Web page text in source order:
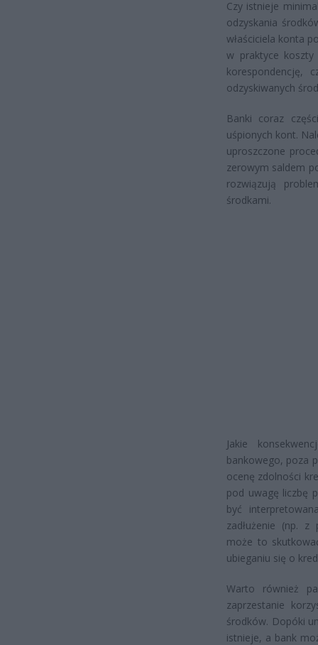
Czy istnieje
odzyskania
właściciela konta
w praktyce koszty
korespondencję,
odzyskiwanych
Banki coraz
uśpionych kont.
uproszczone
zerowym saldem
rozwiązują
środkami.
Jakie
bankowego, poza
ocenę zdolności
pod uwagę liczbę
być
zadłużenie (np. z
może to
ubieganiu się o
Warto również
zaprzestanie
środków. Dopóki
istnieje, a bank